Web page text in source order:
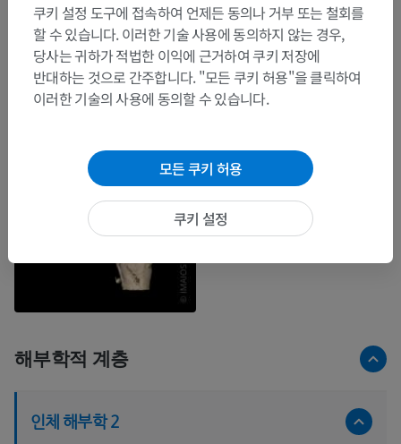
해부학적 계층
인체 해부학 2
쿠키 설정 도구에 접속하여 언제든 동의나 거부 또는 철회를
할 수 있습니다. 이러한 기술 사용에 동의하지 않는 경우,
당사는 귀하가 적법한 이익에 근거하여 쿠키 저장에
반대하는 것으로 간주합니다. "모든 쿠키 허용"을 클릭하여
이러한 기술의 사용에 동의할 수 있습니다.
모든 쿠키 허용
쿠키 설정